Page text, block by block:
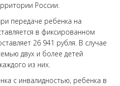
России.
передаче ребенка на
в фиксированном
26 941 рубля. В случае
двух и более детей
из них.
с инвалидностью, ребенка в